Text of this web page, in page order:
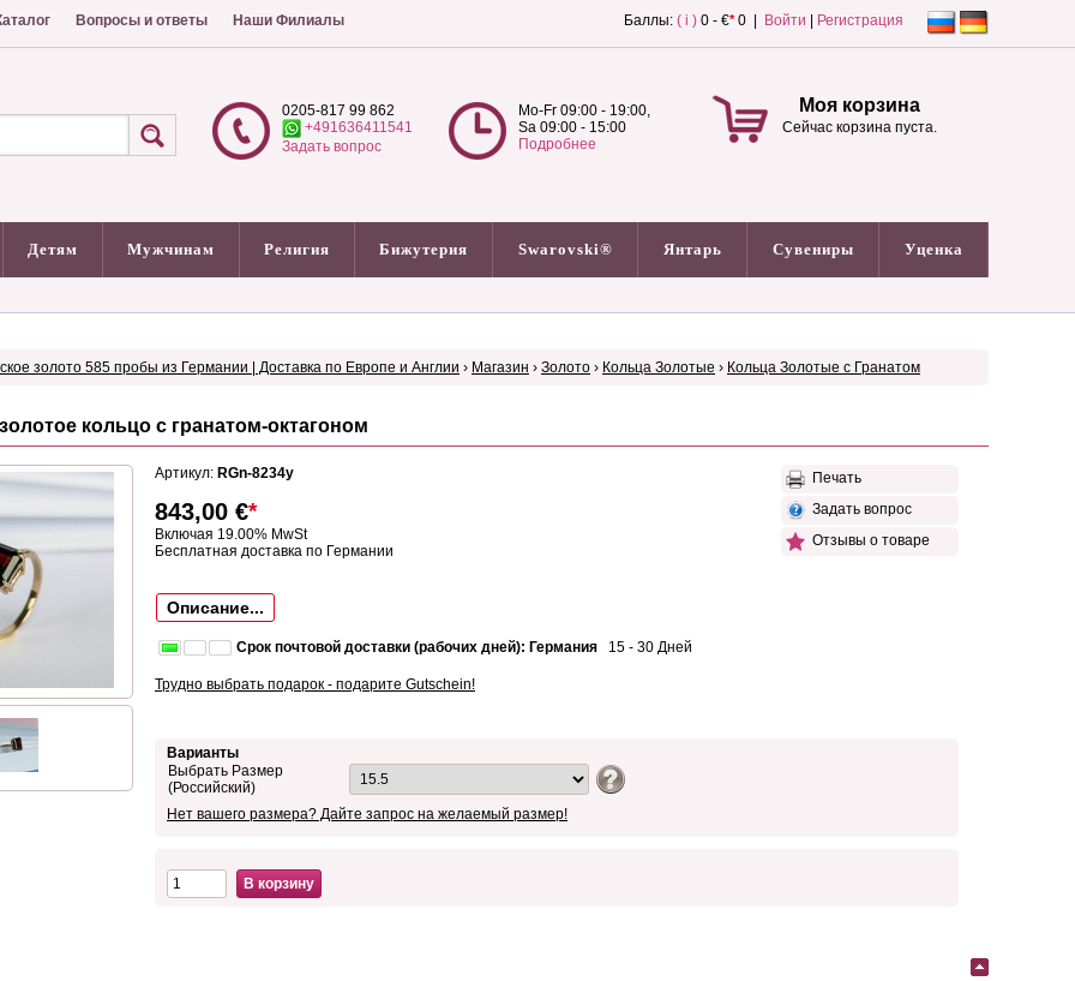
Вопросы и ответы Наши Филиалы Баллы: ( i ) 0 - €*0 | Войти Регистрация
0205-817 99 862
+491636411541
Задать вопрос
Mo-Fr 09:00 - 19:00,
Sa 09:00 - 15:00
Подробнее
Моя корзина
Сейчас корзина пуста.
Детям Мужчинам Религия Бижутерия Swarovski® Янтарь Сувениры Уценка
золото 585 пробы из Германии | Доставка по Европе и Англии › Магазин › Золото › Кольца Золотые › Кольца Золотые с Гранатом
кольцо с гранатом-октагоном
Артикул: RGn-8234y
843,00 €*
Включая 19.00% MwSt
Бесплатная доставка по Германии
Описание...
Срок почтовой доставки (рабочих дней): Германия 15 - 30 Дней
Трудно выбрать подарок - подарите Gutschein!
Печать
Задать вопрос
Отзывы о товаре
Варианты
Выбрать Размер
(Российский)
Нет вашего размера? Дайте запрос на желаемый размер!
В корзину